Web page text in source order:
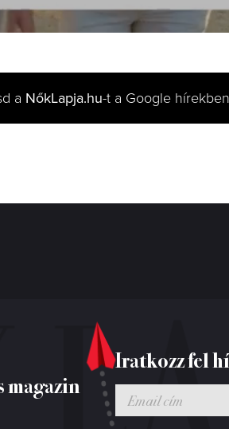
a NőkLapja.hu-t a Google
Iratkozz fel